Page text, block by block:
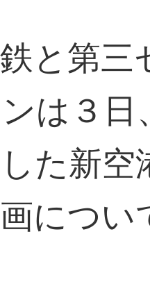
と第三
は３
た新
につ